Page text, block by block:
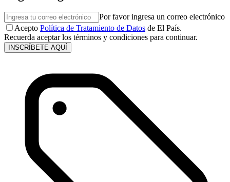
Por favor ingresa un correo electrónico
Acepto Política de Tratamiento de Datos de El País.
Recuerda aceptar los términos y condiciones para continuar.
INSCRÍBETE AQUÍ